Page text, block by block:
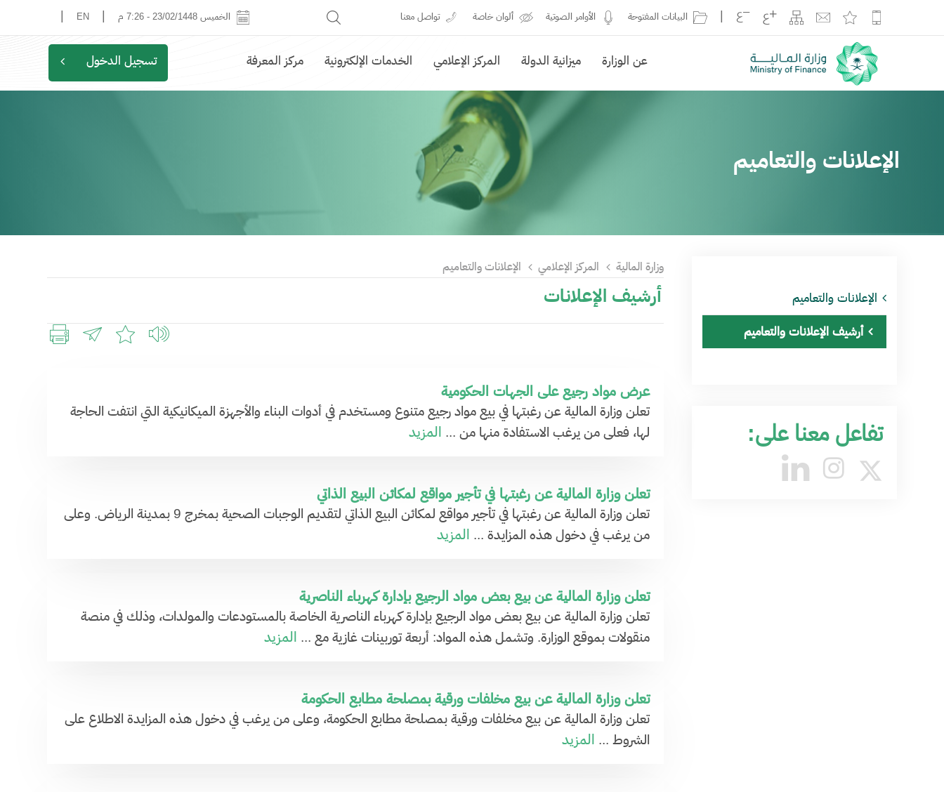
البيانات المفتوحة الأوامر الصوتية ألوان خاصة تواصل معنا EN الخميس 23/02/1448 - 7:26 م
عن الوزارة ميزانية الدولة المركز الإعلامي الخدمات الإلكترونية مركز المعرفة تسجيل الدخول
الإعلانات والتعاميم
الإعلانات والتعاميم
أرشيف الإعلانات والتعاميم
تفاعل معنا على:
وزارة المالية المركز الإعلامي الإعلانات والتعاميم
أرشيف الإعلانات
عرض مواد رجيع على الجهات الحكومية
تعلن وزارة المالية عن رغبتها في بيع مواد رجيع متنوع ومستخدم في أدوات البناء والأجهزة الميكانيكية التي انتفت الحاجة
لها، فعلى من يرغب الاستفادة منها من ... المزيد
تعلن وزارة المالية عن رغبتها في تأجير مواقع لمكائن البيع الذاتي
​تعلن وزارة المالية عن رغبتها في تأجير مواقع لمكائن البيع الذاتي لتقديم الوجبات الصحية بمخرج 9 بمدينة الرياض. وعلى
من يرغب في دخول هذه المزايدة ... المزيد
تعلن وزارة المالية عن بيع بعض مواد الرجيع بإدارة كهرباء الناصرية
تعلن وزارة المالية عن بيع بعض مواد الرجيع بإدارة كهرباء الناصرية الخاصة بالمستودعات والمولدات، وذلك في منصة
منقولات بموقع الوزارة. وتشمل هذه المواد: أربعة توربينات غازية مع ... المزيد
تعلن وزارة المالية عن بيع مخلفات ورقية بمصلحة مطابع الحكومة
​تعلن وزارة المالية عن بيع مخلفات ورقية بمصلحة مطابع الحكومة، وعلى من يرغب في دخول هذه المزايدة الاطلاع على
الشروط ... المزيد